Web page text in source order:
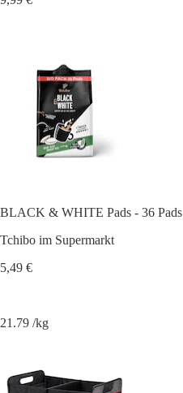
BLACK & WHITE Pads - 36 Pads
Tchibo im Supermarkt
5,49 €
21.79 /kg